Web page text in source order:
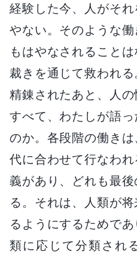
経験した今、人がそ
やない。そのような働
もはやなされること
裁きを通じて救われる
精錬されたあと、人
すべて、わたしが語
のか。各段階の働き
代に合わせて行なわ
義があり、どれも最
る。それは、人類が
るようにするためで
類に応じて分類され